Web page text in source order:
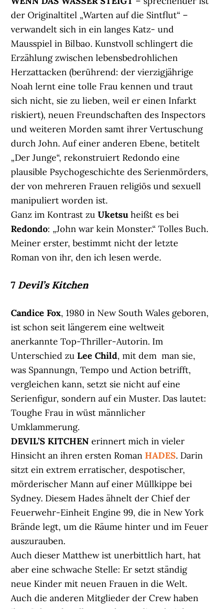
der Originaltitel „Warten auf die Sintflut“ –
verwandelt sich in ein langes Katz- und
Mausspiel in Bilbao. Kunstvoll schlingert die
Erzählung zwischen lebensbedrohlichen
Herzattacken (berührend: der vierzigjährige
Noah lernt eine tolle Frau kennen und traut
sich nicht, sie zu lieben, weil er einen Infarkt
riskiert), neuen Freundschaften des Inspectors
und weiteren Morden samt ihrer Vertuschung
durch John. Auf einer anderen Ebene, betitelt
„Der Junge“, rekonstruiert Redondo eine
plausible Psychogeschichte des Serienmörders,
der von mehreren Frauen religiös und sexuell
manipuliert worden ist.
Ganz im Kontrast zuUketsu heißt es bei
Redondo: „John war kein Monster.“ Tolles Buch.
Meiner erster, bestimmt nicht der letzte
Roman von ihr, den ich lesen werde.
7 Devil’s Kitchen
Candice Fox, 1980 in New South Wales geboren,
ist schon seit längerem eine weltweit
anerkannte Top-Thriller-Autorin. Im
Unterschied zuLee Child, mit dem man sie,
was Spannungn, Tempo und Action betrifft,
vergleichen kann, setzt sie nicht auf eine
Serienfigur, sondern auf ein Muster. Das lautet:
Toughe Frau in wüst männlicher
Umklammerung.
DEVIL’S KITCHEN erinnert mich in vieler
Hinsicht an ihren ersten Roman HADES. Darin
sitzt ein extrem erratischer, despotischer,
mörderischer Mann auf einer Müllkippe bei
Sydney. Diesem Hades ähnelt der Chief der
Feuerwehr-Einheit Engine 99, die in New York
Brände legt, um die Räume hinter und im Feuer
auszurauben.
Auch dieser Matthew ist unerbittlich hart, hat
aber eine schwache Stelle: Er setzt ständig
neue Kinder mit neuen Frauen in die Welt.
Auch die anderen Mitglieder der Crew haben